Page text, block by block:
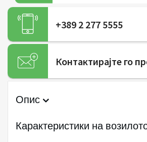
+389 2 277 5555
Контактирајте го
Опис
Карактеристики на